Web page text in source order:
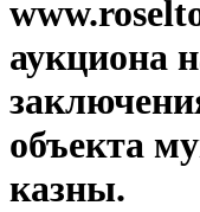
аукциона
объекта
казны.